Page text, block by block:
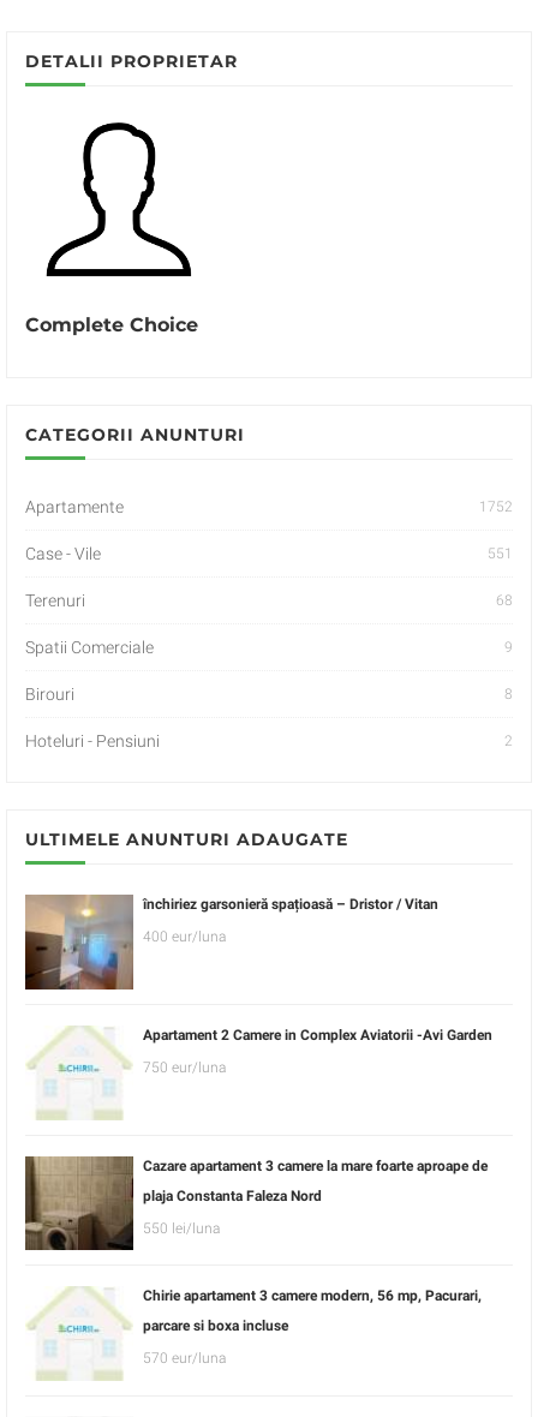
DETALII PROPRIETAR
Complete Choice
CATEGORII ANUNTURI
Apartamente 1752
Case - Vile 551
Terenuri 68
Spatii Comerciale 9
Birouri 8
Hoteluri - Pensiuni 2
ULTIMELE ANUNTURI ADAUGATE
închiriez garsonieră spațioasă – Dristor / Vitan
400 eur/luna
Apartament 2 Camere in Complex Aviatorii -Avi Garden
750 eur/luna
Cazare apartament 3 camere la mare foarte aproape de
plaja Constanta Faleza Nord
550 lei/luna
Chirie apartament 3 camere modern, 56 mp, Pacurari,
parcare si boxa incluse
570 eur/luna